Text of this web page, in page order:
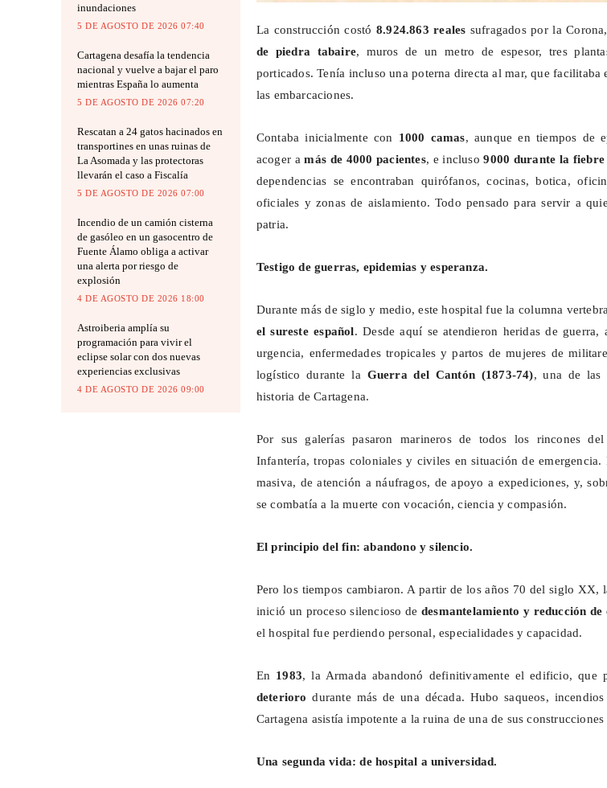
inundaciones
5 DE AGOSTO DE 2026 07:40
Cartagena desafía la tendencia
nacional y vuelve a bajar el paro
mientras España lo aumenta
5 DE AGOSTO DE 2026 07:20
Rescatan a 24 gatos hacinados en
transportines en unas ruinas de
La Asomada y las protectoras
llevarán el caso a Fiscalía
5 DE AGOSTO DE 2026 07:00
Incendio de un camión cisterna
de gasóleo en un gasocentro de
Fuente Álamo obliga a activar
una alerta por riesgo de
explosión
4 DE AGOSTO DE 2026 18:00
Astroiberia amplía su
programación para vivir el
eclipse solar con dos nuevas
experiencias exclusivas
4 DE AGOSTO DE 2026 09:00
La construcción costó 8.924.863 reales sufragados por la
de piedra tabaire, muros de un metro de espesor, tres
porticados. Tenía incluso una poterna directa al mar, que facilitaba
las embarcaciones.
Contaba inicialmente con 1000 camas, aunque en tiempos de
acoger amás de 4000 pacientes, e incluso9000 durante la
dependencias se encontraban quirófanos, cocinas, botica,
oficiales y zonas de aislamiento. Todo pensado para servir a
patria.
Testigo de guerras, epidemias y esperanza.
Durante más de siglo y medio, este hospital fue la columna
el sureste español. Desde aquí se atendieron heridas de guerra,
urgencia, enfermedades tropicales y partos de mujeres de
logístico durante la Guerra del Cantón (1873-74), una de las
historia de Cartagena.
Por sus galerías pasaron marineros de todos los rincones
Infantería, tropas coloniales y civiles en situación de emergencia.
masiva, de atención a náufragos, de apoyo a expediciones, y,
se combatía a la muerte con vocación, ciencia y compasión.
El principio del fin: abandono y silencio.
Pero los tiempos cambiaron. A partir de los años 70 del siglo XX,
inició un proceso silencioso dedesmantelamiento y reducción de
el hospital fue perdiendo personal, especialidades y capacidad.
En 1983, la Armada abandonó definitivamente el edificio, que
deteriorodurante más de una década. Hubo saqueos,
Cartagena asistía impotente a la ruina de una de sus construcciones
Una segunda vida: de hospital a universidad.